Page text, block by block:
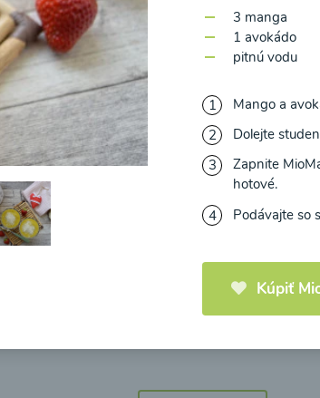
polievka s
cherry a
od Recepty
Kuchyne
syrom
3 manga
1 avokádo
pitnú vodu
Mango a
Dolejte
Zapnite
hotové.
Podávajte so
Kúpiť
osobných údajov pre účely